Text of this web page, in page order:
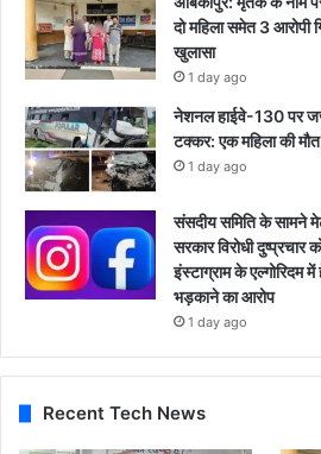
दो महिला समेत 3 आरोपी
खुलासा
1 day ago
नेशनल हाईवे-130 पर
टक्कर: एक महिला की
1 day ago
संसदीय समिति के सामने
सरकार विरोधी
इंस्टाग्राम के एल्गोरिदम
भड़काने का आरोप
1 day ago
Recent Tech News